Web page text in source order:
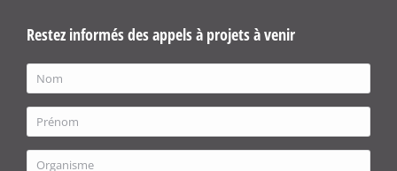
Restez informés des appels à projets à venir